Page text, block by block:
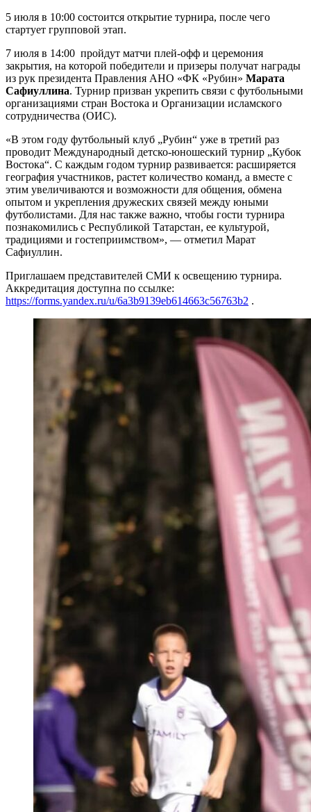
5 июля в 10:00 состоится открытие турнира, после чего
стартует групповой этап.
7 июля в 14:00 пройдут матчи плей-офф и церемония
закрытия, на которой победители и призеры получат награды
из рук президента Правления АНО «ФК «Рубин» Марата
Сафиуллина. Турнир призван укрепить связи с футбольными
организациями стран Востока и Организации исламского
сотрудничества (ОИС).
«В этом году футбольный клуб „Рубин“ уже в третий раз
проводит Международный детско-юношеский турнир „Кубок
Востока“. С каждым годом турнир развивается: расширяется
география участников, растет количество команд, а вместе с
этим увеличиваются и возможности для общения, обмена
опытом и укрепления дружеских связей между юными
футболистами. Для нас также важно, чтобы гости турнира
познакомились с Республикой Татарстан, ее культурой,
традициями и гостеприимством», — отметил Марат
Сафиуллин.
Приглашаем представителей СМИ к освещению турнира.
Аккредитация доступна по ссылке:
https://forms.yandex.ru/u/6a3b9139eb614663c56763b2 .